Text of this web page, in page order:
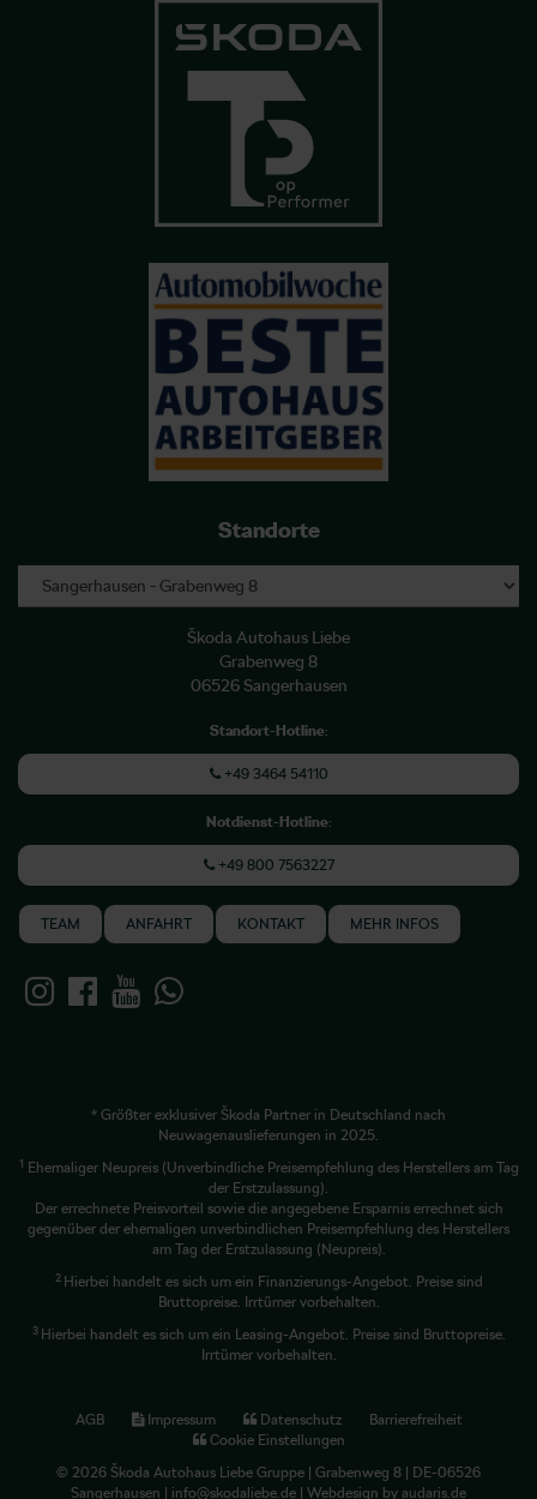
Standorte
Škoda Autohaus Liebe
Grabenweg 8
06526 Sangerhausen
Standort-Hotline:
+49 3464 54110
Notdienst-Hotline:
+49 800 7563227
TEAM ANFAHRT KONTAKT MEHR INFOS
* Größter exklusiver Škoda Partner in Deutschland nach
Neuwagenauslieferungen in 2025.
1 Ehemaliger Neupreis (Unverbindliche Preisempfehlung des Herstellers am Tag
der Erstzulassung).
Der errechnete Preisvorteil sowie die angegebene Ersparnis errechnet sich
gegenüber der ehemaligen unverbindlichen Preisempfehlung des Herstellers
am Tag der Erstzulassung (Neupreis).
2 Hierbei handelt es sich um ein Finanzierungs-Angebot. Preise sind
Bruttopreise. Irrtümer vorbehalten.
3 Hierbei handelt es sich um ein Leasing-Angebot. Preise sind Bruttopreise.
Irrtümer vorbehalten.
AGB Impressum Datenschutz
Barrierefreiheit
Cookie Einstellungen
© 2026 Škoda Autohaus Liebe Gruppe | Grabenweg 8 | DE-06526
Sangerhausen | info@skodaliebe.de | Webdesign by audaris.de